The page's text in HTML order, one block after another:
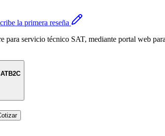
la primera reseña
para servicio técnico SAT, mediante portal web